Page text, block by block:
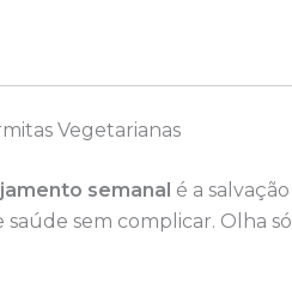
Vegetarianas
semanal é a salvação
sem complicar. Olha só